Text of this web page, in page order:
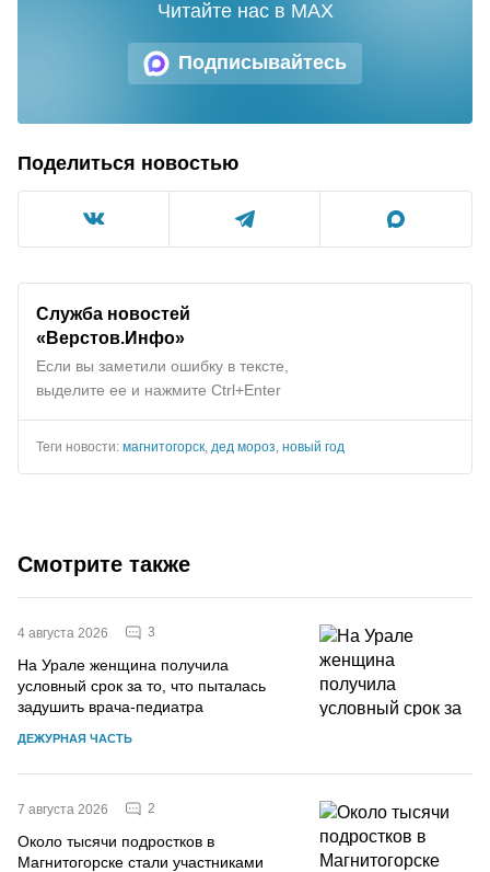
Подписывайтесь
Читайте нас в MAX
Поделиться новостью
Служба новостей
«Верстов.Инфо»
Если вы заметили ошибку в тексте,
выделите ее и нажмите Ctrl+Enter
Теги новости: магнитогорск дед мороз новый год
Смотрите также
4 августа 2026 3
На Урале женщина получила
условный срок за то, что пыталась
задушить врача-педиатра
ДЕЖУРНАЯ ЧАСТЬ
7 августа 2026 2
Около тысячи подростков в
Магнитогорске стали участниками